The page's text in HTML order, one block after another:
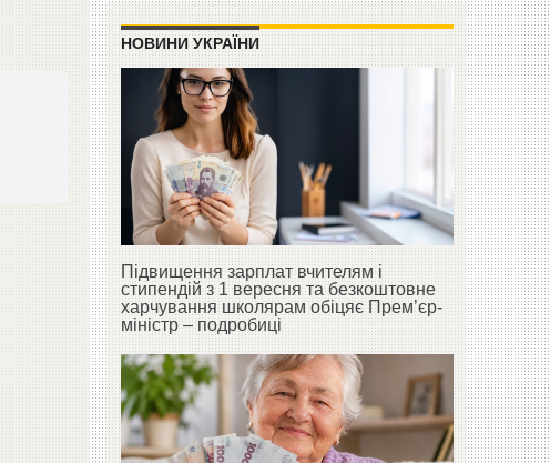
НОВИНИ УКРАЇНИ
Підвищення зарплат вчителям і
стипендій з 1 вересня та безкоштовне
харчування школярам обіцяє Прем’єр-
міністр – подробиці